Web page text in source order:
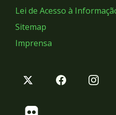
Lei de Acesso à
Sitemap
Imprensa